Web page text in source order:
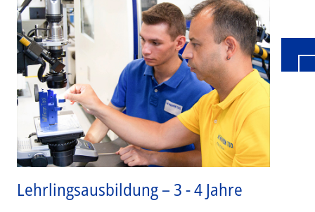
Lehrlingsausbildung – 3 - 4 Jahre